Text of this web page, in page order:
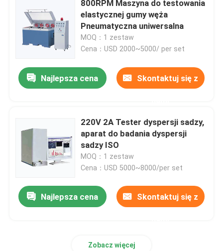
Sprzęt do testowania skóry
Sprzęt do testowania obuwia
Sprzęt do testowania kasków
Sprzęt do testowania masek
Klimatyzatory do piwnic z winami
800RPM Maszyna do testowania
elastycznej gumy węża
Pneumatyczna uniwersalna
MOQ：1 zestaw
Cena：USD 2000~5000/ per set
Najlepsza cena Skontaktuj się z
220V 2A Tester dyspersji sadzy,
aparat do badania dyspersji
sadzy ISO
MOQ：1 zestaw
Cena：USD 5000~8000/per set
Najlepsza cena Skontaktuj się z
Zobacz więcej